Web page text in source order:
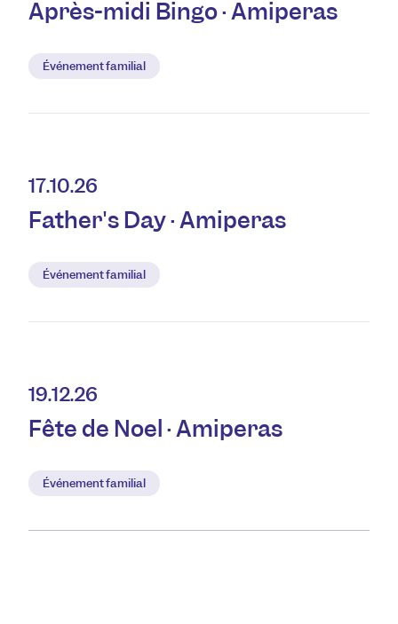
Après-midi Bingo · Amiperas
Événement familial
17.10.26
Father's Day · Amiperas
Événement familial
19.12.26
Fête de Noël · Amiperas
Événement familial